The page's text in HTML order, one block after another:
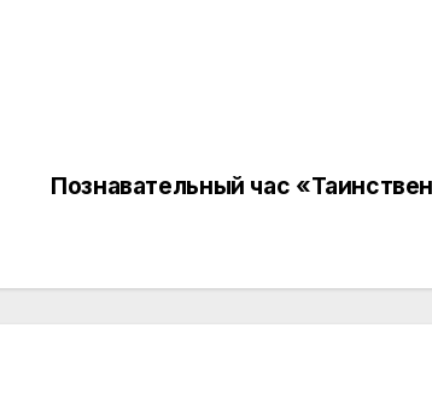
Познавательный час